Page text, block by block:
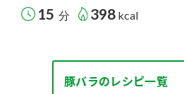
15 分 398 kcal
豚バラのレシピ一覧